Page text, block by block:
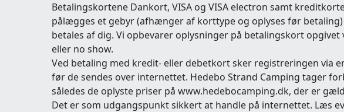
Betalingskortene Dankort, VISA og VISA electron samt
pålægges et gebyr (afhænger af korttype og oplyses før
betales af dig. Vi opbevarer oplysninger på betalingskort
eller no show.
Ved betaling med kredit- eller debetkort sker registreringen via
før de sendes over internettet. Hedebo Strand Camping tager
således de oplyste priser på www.hedebocamping.dk, der er
Det er som udgangspunkt sikkert at handle på internettet. Læs